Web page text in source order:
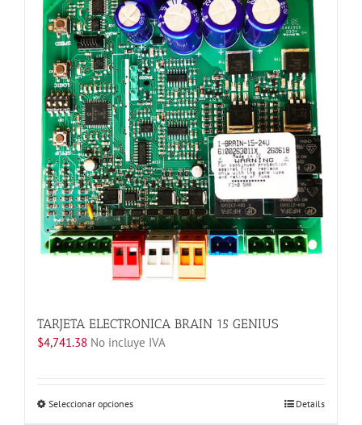
opciones
se
pueden
elegir
en
la
página
de
producto
TARJETA ELECTRONICA BRAIN 15 GENIUS
$4,741.38 No incluye IVA
Seleccionar opcionesEste
Details